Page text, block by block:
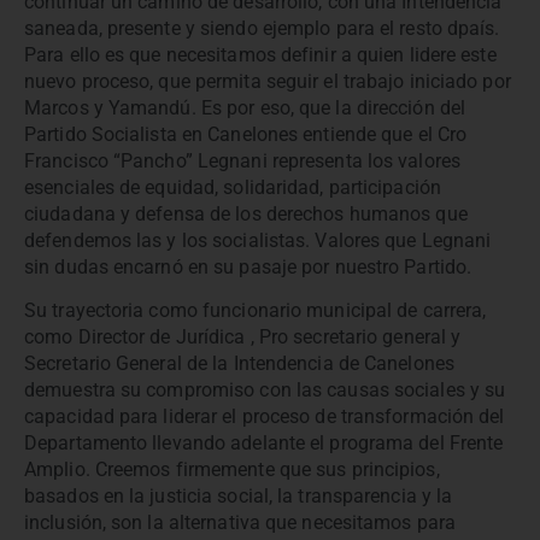
saneada, presente y siendo ejemplo para el resto dpaís.
Para ello es que necesitamos definir a quien lidere este
nuevo proceso, que permita seguir el trabajo iniciado por
Marcos y Yamandú. Es por eso, que la dirección del
Partido Socialista en Canelones entiende que el Cro
Francisco “Pancho” Legnani representa los valores
esenciales de equidad, solidaridad, participación
ciudadana y defensa de los derechos humanos que
defendemos las y los socialistas. Valores que Legnani
sin dudas encarnó en su pasaje por nuestro Partido.
Su trayectoria como funcionario municipal de carrera,
como Director de Jurídica , Pro secretario general y
Secretario General de la Intendencia de Canelones
demuestra su compromiso con las causas sociales y su
capacidad para liderar el proceso de transformación del
Departamento llevando adelante el programa del Frente
Amplio. Creemos firmemente que sus principios,
basados en la justicia social, la transparencia y la
inclusión, son la alternativa que necesitamos para